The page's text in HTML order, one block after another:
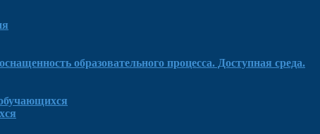
образовательного процесса. Доступная среда.